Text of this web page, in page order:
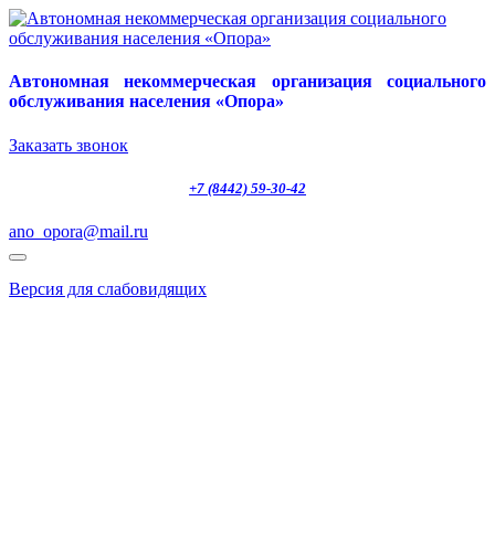
Автономная некоммерческая организация социального
обслуживания населения «Опора»
Заказать звонок
+7 (8442) 59-30-42
ano_opora@mail.ru
Версия для слабовидящих